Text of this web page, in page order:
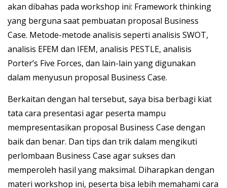
akan dibahas pada workshop ini: Framework thinking
yang berguna saat pembuatan proposal Business
Case. Metode-metode analisis seperti analisis SWOT,
analisis EFEM dan IFEM, analisis PESTLE, analisis
Porter’s Five Forces, dan lain-lain yang digunakan
dalam menyusun proposal Business Case.
Berkaitan dengan hal tersebut, saya bisa berbagi kiat
tata cara presentasi agar peserta mampu
mempresentasikan proposal Business Case dengan
baik dan benar. Dan tips dan trik dalam mengikuti
perlombaan Business Case agar sukses dan
memperoleh hasil yang maksimal. Diharapkan dengan
materi workshop ini, peserta bisa lebih memahami cara